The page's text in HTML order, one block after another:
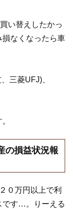
い替えしたかっ
なくなったら車
三菱UFJ)、
の損益状況報
０万円以上で利
です…。りーえる